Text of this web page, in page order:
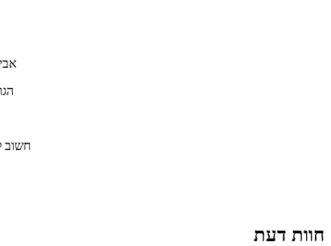
חשוב
חוות דעת